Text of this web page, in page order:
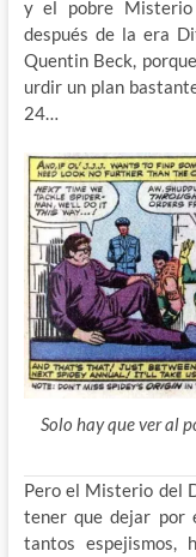
y el pobre
después de la era
Quentin Beck,
urdir un plan
24…
Solo hay que ver al
Pero el Misterio del
tener que dejar por
tantos espejismos,